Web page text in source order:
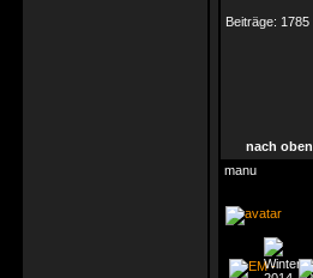
Beiträge: 1785
nach oben
manu